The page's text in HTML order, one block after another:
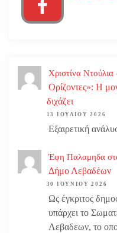
Χριστίνα Ντούλια
Ορίζοντες»: Η
διχάζει
13 ΙΟΥΛΊΟΥ 2026
Εξαιρετική
Έφη Παλαμηδα
Δήμο Λεβαδέων
30 ΙΟΥΝΊΟΥ 2026
Ως έγκριτος
υπάρχει το
Λεβαδεων, το